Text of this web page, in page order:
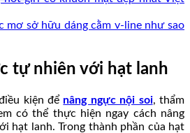
mơ sở hữu dáng cằm v-line như sao
tự nhiên với hạt lanh
kiện để nâng ngực nội soi, thẩm
có thể thực hiện ngay cách nâng
hạt lanh. Trong thành phần của hạt